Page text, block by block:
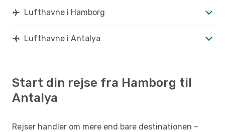
Lufthavne i Hamborg
Lufthavne i Antalya
Start din rejse fra Hamborg til
Antalya
Rejser handler om mere end bare destinationen –